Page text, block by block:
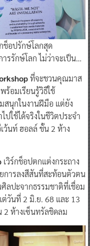
ช็อปรักษ์โลกสุด
รรักษ์โลก ไม่ว่าจะเป็น…
ที่จะชวนคุณมาส
ร้อมเรียนรู้วิธีใช้
สนุกในงานฝีมือ แต่ยัง
ใช้ได้จริงในชีวิตประจำ
นท์ ฮอลล์ ชั้น 2 ห้าง
เวิร์กช็อปตกแต่งกระถาง
การลงสีสันที่สะท้อนตัวตน
ลปะจากธรรมชาติที่เชื่อม
ต่วันที่ 2 มิ.ย. 68 และ 13
ห้างเซ็นทรัลชิดลม